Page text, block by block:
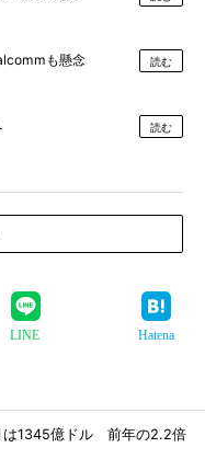
も懸念 読む
読む
LINE Hatena
は1345億ドル 前年の2.2倍